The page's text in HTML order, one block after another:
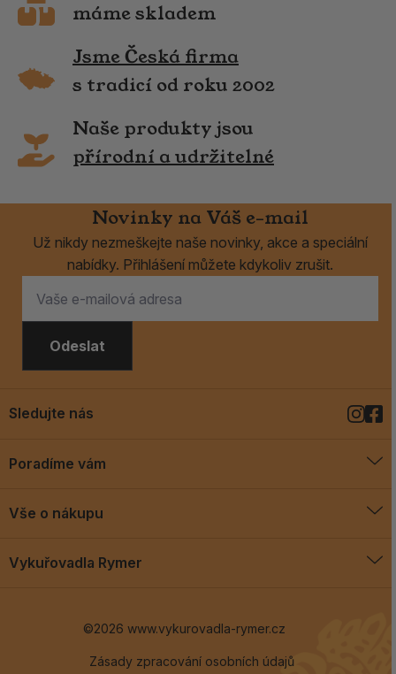
máme skladem
Jsme Česká firma
s tradicí od roku 2002
Naše produkty jsou
přírodní a udržitelné
Novinky na Váš e-mail
Už nikdy nezmeškejte naše novinky, akce a speciální
nabídky. Přihlášení můžete kdykoliv zrušit.
Odeslat
Poradíme vám
Blog
Vše o nákupu
Vykuřovadla Rymer
Sledujte nás
©2026 www.vykurovadla-rymer.cz
Zásady zpracování osobních údajů